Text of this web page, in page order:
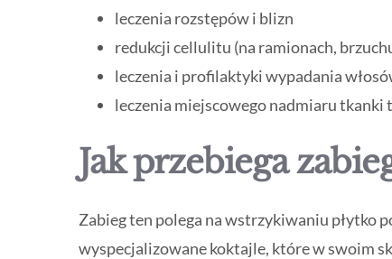
leczenia rozstępów i blizn
redukcji cellulitu (na ramionach,
leczenia i profilaktyki wypadania
leczenia miejscowego nadmiaru tkanki
Jak przebiega
Zabieg ten polega na wstrzykiwaniu płytko
wyspecjalizowane koktajle, które w swoim